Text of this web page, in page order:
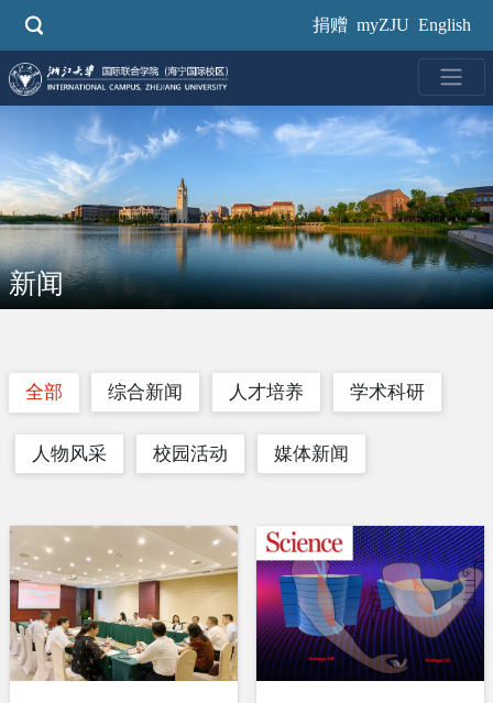
要
捐赠 myZJU English
新闻
全部 综合新闻 人才培养 学术科研
人物风采 校园活动 媒体新闻